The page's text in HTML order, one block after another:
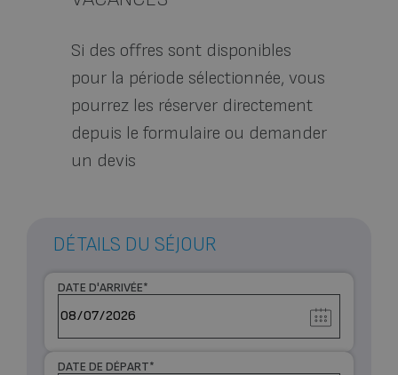
Si des offres sont disponibles
pour la période sélectionnée, vous
pourrez les réserver directement
depuis le formulaire ou demander
un devis
DÉTAILS DU SÉJOUR
DATE D'ARRIVÉE*
DATE DE DÉPART*